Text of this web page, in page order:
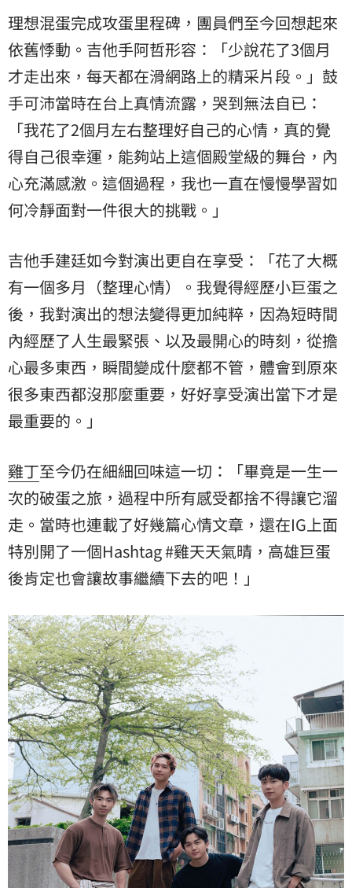
理想混蛋完成攻蛋里程碑，團員們至今回想起來
依舊悸動。吉他手阿哲形容：「少說花了3個月
才走出來，每天都在滑網路上的精采片段。」鼓
手可沛當時在台上真情流露，哭到無法自已：
「我花了2個月左右整理好自己的心情，真的覺
得自己很幸運，能夠站上這個殿堂級的舞台，內
心充滿感激。這個過程，我也一直在慢慢學習如
何冷靜面對一件很大的挑戰。」
吉他手建廷如今對演出更自在享受：「花了大概
有一個多月（整理心情）。我覺得經歷小巨蛋之
後，我對演出的想法變得更加純粹，因為短時間
內經歷了人生最緊張、以及最開心的時刻，從擔
心最多東西，瞬間變成什麼都不管，體會到原來
很多東西都沒那麼重要，好好享受演出當下才是
最重要的。」
雞丁至今仍在細細回味這一切：「畢竟是一生一
次的破蛋之旅，過程中所有感受都捨不得讓它溜
走。當時也連載了好幾篇心情文章，還在IG上面
特別開了一個Hashtag #雞天天氣晴，高雄巨蛋
後肯定也會讓故事繼續下去的吧！」